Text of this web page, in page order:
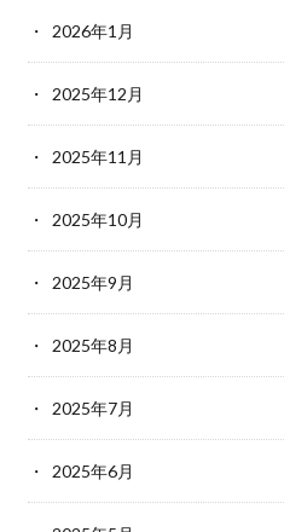
2026年1月
2025年12月
2025年11月
2025年10月
2025年9月
2025年8月
2025年7月
2025年6月